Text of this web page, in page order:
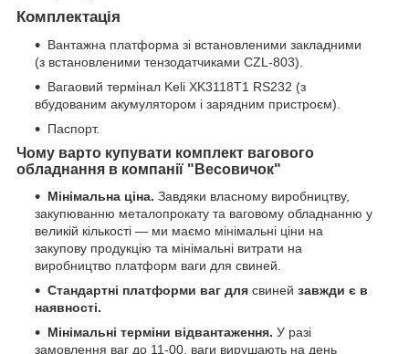
Комплектація
Вантажна платформа зі встановленими закладними
(з встановленими тензодатчиками CZL-803).
Вагаовий термінал Keli XK3118Т1 RS232 (з
вбудованим акумулятором і зарядним пристроєм).
Паспорт.
Чому варто купувати комплект вагового
обладнання в компанії "Весовичок"
Мінімальна ціна. Завдяки власному виробництву,
закупюванню металопрокату та ваговому обладнанню у
великій кількості — ми маємо мінімальні ціни на
закупову продукцію та мінімальні витрати на
виробництво платформ ваги для свиней.
Стандартні платформи ваг для свиней завжди є в
наявності.
Мінімальні терміни відвантаження. У разі
замовлення ваг до 11-00, ваги вирушають на день